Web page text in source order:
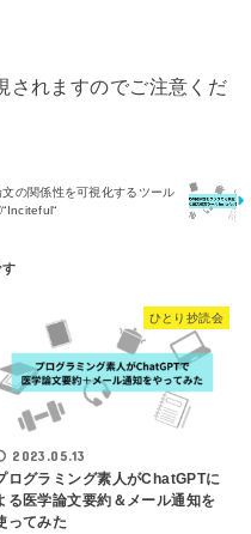
されますのでご注意くだ
文の関係性を可視化するツール
ひとり抄読会
2023.05.13
ログラミング素人がChatGPTに
る医学論文要約＆メール通知を
ってみた